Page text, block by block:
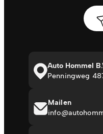
Auto Hommel
Penningweg
Mailen